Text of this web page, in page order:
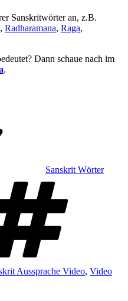
Sanskritwörter an, z.B.
, Radharamana, Raga,
Dann schaue nach im
.
Sanskrit Wörter
Aussprache Video, Video